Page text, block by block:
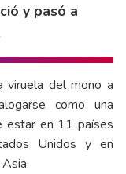
y pasó a
viruela del mono a
como una
estar en 11 países
Unidos y en